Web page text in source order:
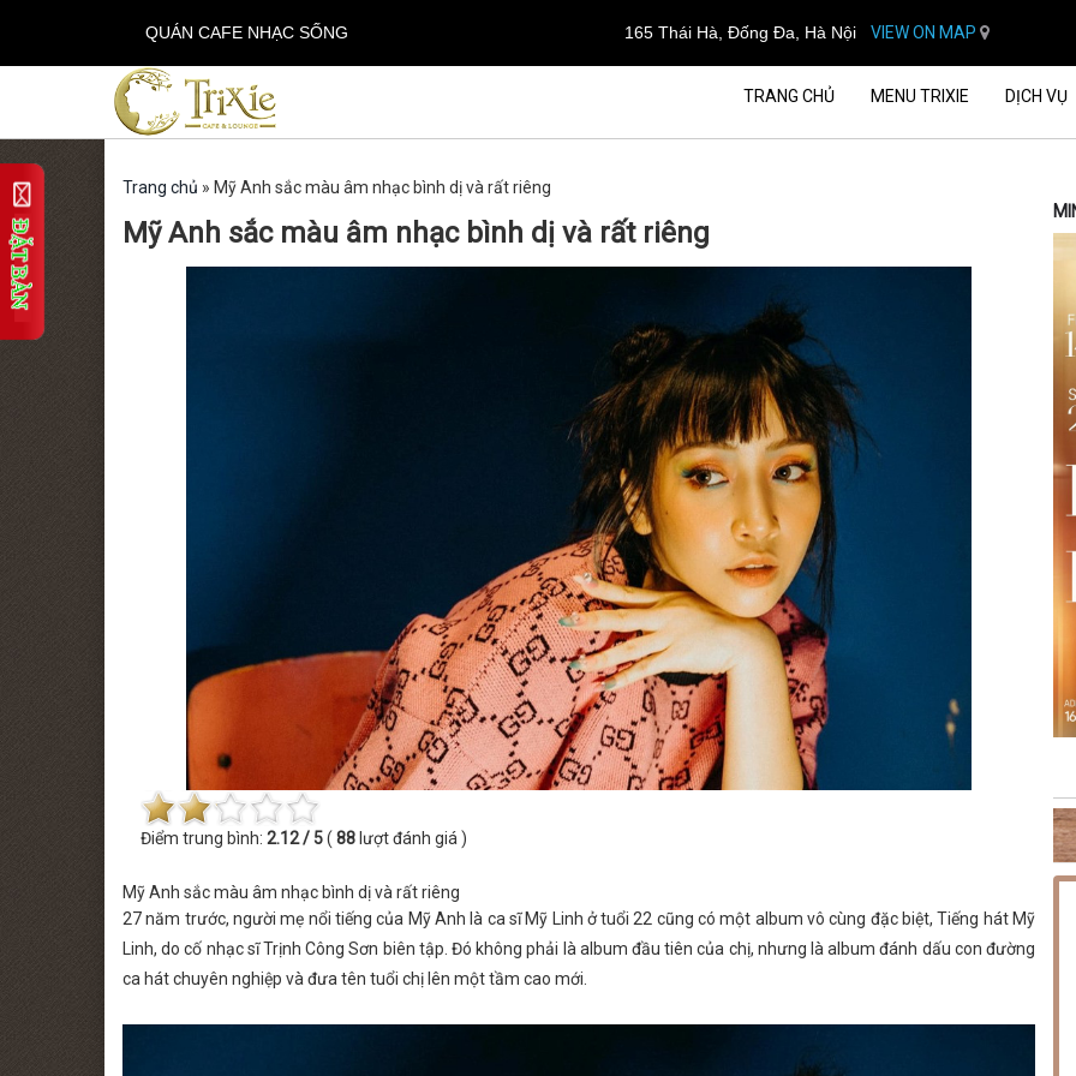
QUÁN CAFE NHẠC SỐNG 165 Thái Hà, Đống Đa, Hà Nội VIEW ON MAP
TRANG CHỦ MENU TRIXIE DỊCH VỤ
Trang chủ » Mỹ Anh sắc màu âm nhạc bình dị và rất riêng
Mỹ Anh sắc màu âm nhạc bình dị và rất riêng
Điểm trung bình: 2.12 / 5( 88 lượt đánh giá )
Mỹ Anh sắc màu âm nhạc bình dị và rất riêng
27 năm trước, người mẹ nổi tiếng của Mỹ Anh là ca sĩ Mỹ Linh ở tuổi 22 cũng có một album vô cùng đặc biệt, Tiếng hát Mỹ
Linh, do cố nhạc sĩ Trịnh Công Sơn biên tập. Đó không phải là album đầu tiên của chị, nhưng là album đánh dấu con đường
ca hát chuyên nghiệp và đưa tên tuổi chị lên một tầm cao mới.
THỨ BẢY [22.08.2026] MINISHOW TĂNG PHÚC THỨ SÁU [14.08.2026] MINISHOW HOÀNG HẢI